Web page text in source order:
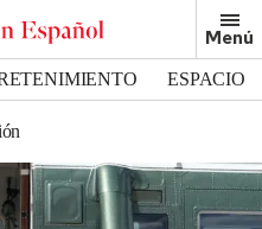
Menú
ESPACIO